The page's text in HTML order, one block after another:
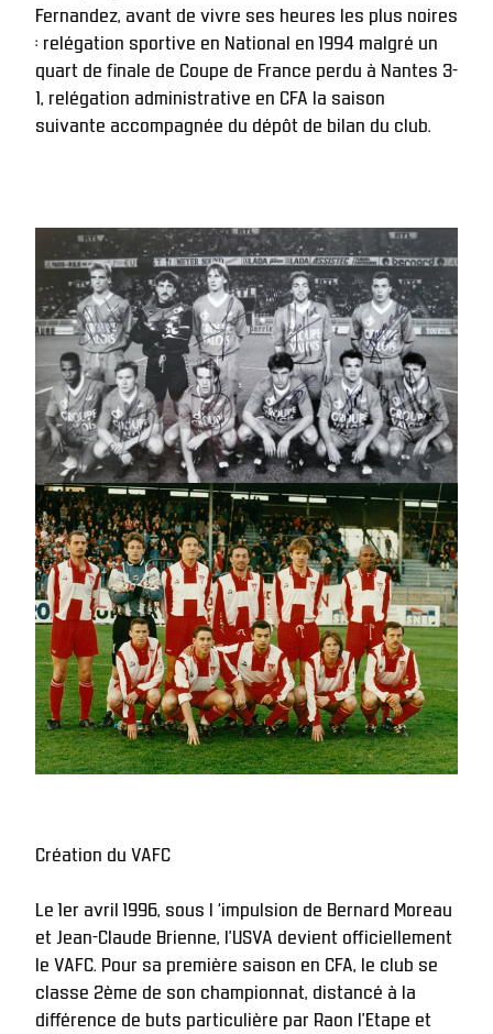
Fernandez, avant de vivre ses heures les plus noires
: relégation sportive en National en 1994 malgré un
quart de finale de Coupe de France perdu à Nantes 3-
1, relégation administrative en CFA la saison
suivante accompagnée du dépôt de bilan du club.
Création du VAFC
Le 1er avril 1996, sous l ‘impulsion de Bernard Moreau
et Jean-Claude Brienne, l’USVA devient officiellement
le VAFC. Pour sa première saison en CFA, le club se
classe 2ème de son championnat, distancé à la
différence de buts particulière par Raon l’Etape et